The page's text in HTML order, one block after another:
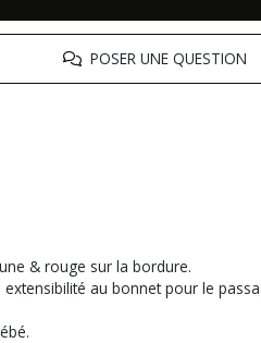
POSER UNE QUESTION
& rouge sur la bordure.
au bonnet pour le